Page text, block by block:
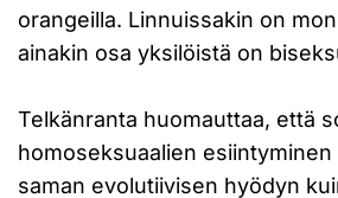
orangeilla. Linnuissakin on
ainakin osa yksilöistä on
Telkänranta huomauttaa, että
homoseksuaalien
saman evolutiivisen hyödyn